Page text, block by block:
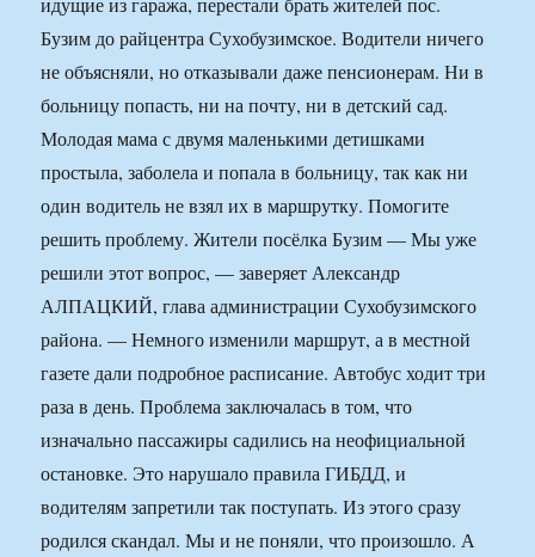
Бузим до райцентра Сухобузимское. Водители ничего
не объясняли, но отказывали даже пенсионерам. Ни в
больницу попасть, ни на почту, ни в детский сад.
Молодая мама с двумя маленькими детишками
простыла, заболела и попала в больницу, так как ни
один водитель не взял их в маршрутку. Помогите
решить проблему. Жители посёлка Бузим — Мы уже
решили этот воп­рос, — заверяет Александр
АЛПАЦКИЙ, глава администрации Сухобузимского
района. — Немного изменили маршрут, а в местной
газете дали подробное расписание. Автобус ходит три
раза в день. Проблема заключалась в том, что
изначально пассажиры садились на не­официальной
остановке. Это нарушало правила ГИБДД, и
водителям запретили так поступать. Из этого сразу
родился скандал. Мы и не поняли, что произошло. А